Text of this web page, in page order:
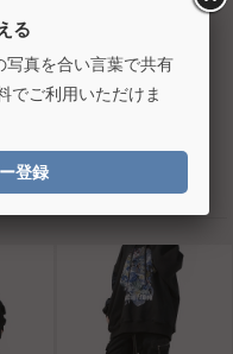
る
写真を合い言葉で共有
でご利用いただけま
登録